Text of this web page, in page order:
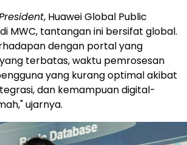
, Huawei Global Public
MWC, tantangan ini bersifat global.
dengan portal yang
terbatas, waktu pemrosesan
yang kurang optimal akibat
dan kemampuan digital-
ujarnya.